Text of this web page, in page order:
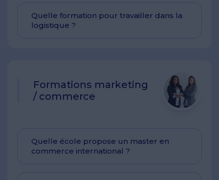
Quelle formation pour travailler dans la
logistique ?
Formations marketing
/ commerce
Quelle école propose un master en
commerce international ?